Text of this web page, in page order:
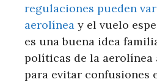
regulaciones pueden
aerolínea y el vuelo
es una buena idea
políticas de la aerolínea
para evitar confusiones